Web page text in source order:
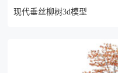
现代垂丝柳树3d模型